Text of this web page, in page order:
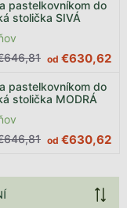
pastelkovníkom do
stolička SIVÁ
od €630,62
pastelkovníkom do
stolička MODRÁ
od €630,62